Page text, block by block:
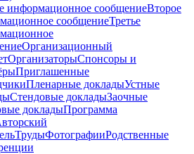
информационное сообщениеВторое
сообщениеТретье
Организационный
ОрганизаторыСпонсоры и
Приглашенные
Пленарные докладыУстные
Стендовые докладыЗаочные
докладыПрограмма
ТрудыФотографииРодственные